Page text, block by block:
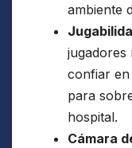
ambiente
jugadores
confiar
para
hospital.
Cámara